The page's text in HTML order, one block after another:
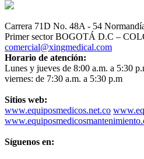
Carrera 71D No. 48A - 54
Primer sector BOGOTÁ D.C –
comercial@xingmedical.com
Horario de atención:
Lunes y jueves de 8:00 a.m. a 5:30
viernes: de 7:30 a.m. a 5:30 p.m
Sitios web:
www.equiposmedicos.net.co
Síguenos en: